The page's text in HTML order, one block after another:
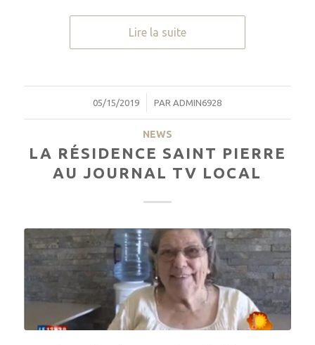
Lire la suite
05/15/2019
/ PARADMIN6928
NEWS
LA RÉSIDENCE SAINT PIERRE
AU JOURNAL TV LOCAL